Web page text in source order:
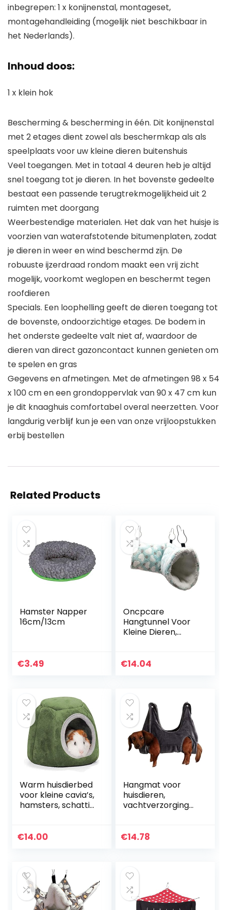
inbegrepen: 1 x konijnenstal, montageset,
montagehandleiding (mogelijk niet beschikbaar in
het Nederlands).
Inhoud doos:
1 x klein hok
Bescherming & bescherming in één. Dit konijnenstal
met 2 etages dient zowel als beschermkap als als
speelplaats voor uw kleine dieren buitenshuis
Veel toegangen. Met in totaal 4 deuren heb je altijd
snel toegang tot je dieren. In het bovenste gedeelte
bestaat een passende terugtrekmogelijkheid uit 2
ruimten met doorgang
Weerbestendige materialen. Het dak van het huisje is
voorzien van waterafstotende bitumenplaten, zodat
je dieren in weer en wind beschermd zijn. De
robuuste ijzerdraad rondom maakt een vrij zicht
mogelijk, voorkomt weglopen en beschermt tegen
roofdieren
Specials. Een loophelling geeft de dieren toegang tot
de bovenste, ondoorzichtige etages. De bodem in
het onderste gedeelte valt niet af, waardoor de
dieren van direct gazoncontact kunnen genieten om
te spelen en gras
Gegevens en afmetingen. Met de afmetingen 98 x 54
x 100 cm en een grondoppervlak van 90 x 47 cm kun
je dit knaaghuis comfortabel overal neerzetten. Voor
langdurig verblijf kun je een van onze vrijloopstukken
erbij bestellen
Related Products
Hamster Napper
16cm/13cm
€3.49
Oncpcare
Hangtunnel Voor
Kleine Dieren,
Speelgoed, Suiker
€14.04
Warm huisdierbed
voor kleine cavia’s,
hamsters, schattig
kleine dieren,
€14.00
Hangmat voor
huisdieren,
vachtverzorging
voor honden en
€14.78